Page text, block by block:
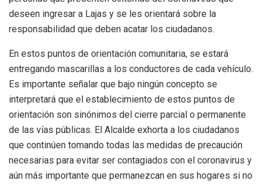
deseen ingresar a Lajas y se les orientará sobre la
responsabilidad que deben acatar los ciudadanos.
En estos puntos de orientación comunitaria, se estará
entregando mascarillas a los conductores de cada vehículo.
Es importante señalar que bajo ningún concepto se
interpretará que el establecimiento de estos puntos de
orientación son sinónimos del cierre parcial o permanente
de las vías públicas. El Alcalde exhorta a los ciudadanos
que continúen tomando todas las medidas de precaución
necesarias para evitar ser contagiados con el coronavirus y
aún más importante que permanezcan en sus hogares si no